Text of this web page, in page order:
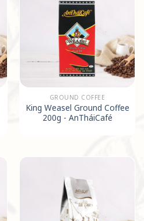
GROUND COFFEE
King Weasel Ground Coffee
200g - AnTháiCafé